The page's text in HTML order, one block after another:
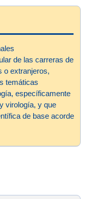
de las carreras de
o extranjeros,
temáticas
específicamente
virología, y que
de base acorde